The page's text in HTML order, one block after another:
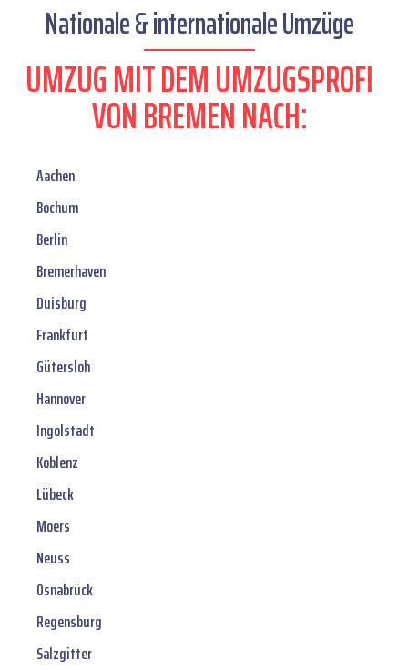
Nationale & internationale Umzüge
UMZUG MIT DEM UMZUGSPROFI
VON BREMEN NACH:
Aachen
Bochum
Berlin
Bremerhaven
Duisburg
Frankfurt
Gütersloh
Hannover
Ingolstadt
Koblenz
Lübeck
Moers
Neuss
Osnabrück
Regensburg
Salzgitter